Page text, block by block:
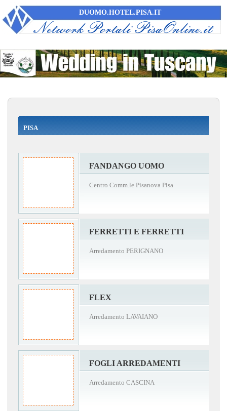
DUOMO.HOTEL.PISA.IT
PISA
FANDANGO UOMO
Centro Comm.le Pisanova Pisa
FERRETTI E FERRETTI
Arredamento PERIGNANO
FLEX
Arredamento LAVAIANO
FOGLI ARREDAMENTI
Arredamento CASCINA